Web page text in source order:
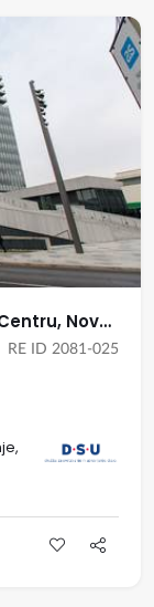
Shramba in arhivski prostor v EDA Centru, Nova Gorica
RE ID 2081-025